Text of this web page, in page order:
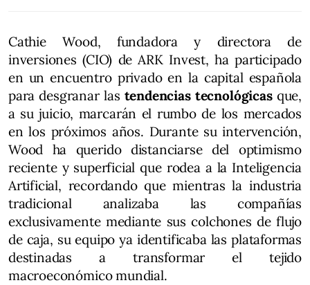
Cathie Wood, fundadora y directora de
inversiones (CIO) de ARK Invest, ha participado
en un encuentro privado en la capital española
para desgranar las tendencias tecnológicasque,
a su juicio, marcarán el rumbo de los mercados
en los próximos años. Durante su intervención,
Wood ha querido distanciarse del optimismo
reciente y superficial que rodea a la Inteligencia
Artificial, recordando que mientras la industria
tradicional analizaba las compañías
exclusivamente mediante sus colchones de flujo
de caja, su equipo ya identificaba las plataformas
destinadas a transformar el tejido
macroeconómico mundial.